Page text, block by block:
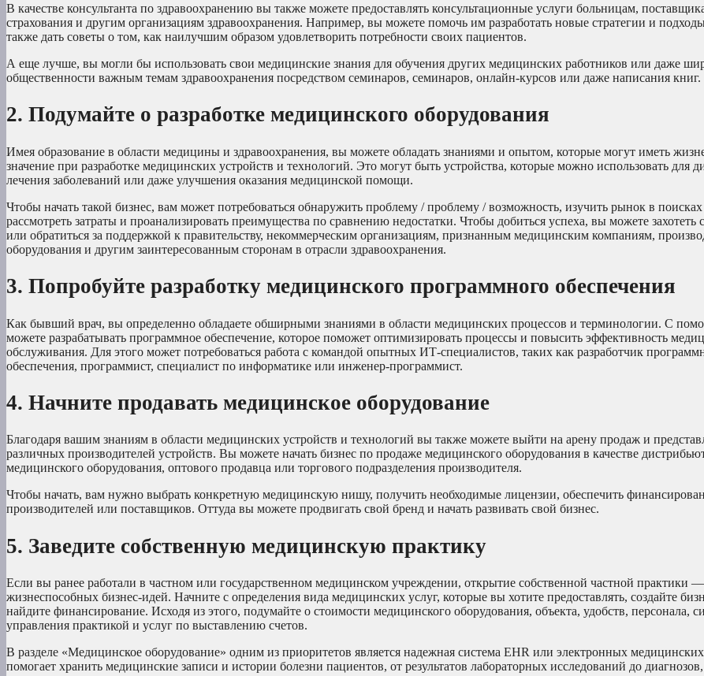
В качестве консультанта по здравоохранению вы также можете предоставлять консультационные услуги больницам,
страхования и другим организациям здравоохранения. Например, вы можете помочь им разработать новые стратегии и
также дать советы о том, как наилучшим образом удовлетворить потребности своих пациентов.
А еще лучше, вы могли бы использовать свои медицинские знания для обучения других медицинских работников или даже
общественности важным темам здравоохранения посредством семинаров, семинаров, онлайн-курсов или даже написания книг.
2. Подумайте о разработке медицинского оборудования
Имея образование в области медицины и здравоохранения, вы можете обладать знаниями и опытом, которые могут иметь
значение при разработке медицинских устройств и технологий. Это могут быть устройства, которые можно использовать для
лечения заболеваний или даже улучшения оказания медицинской помощи.
Чтобы начать такой бизнес, вам может потребоваться обнаружить проблему / проблему / возможность, изучить рынок в поисках
рассмотреть затраты и проанализировать преимущества по сравнению недостатки. Чтобы добиться успеха, вы можете захотеть
или обратиться за поддержкой к правительству, некоммерческим организациям, признанным медицинским компаниям,
оборудования и другим заинтересованным сторонам в отрасли здравоохранения.
3. Попробуйте разработку медицинского программного обеспечения
Как бывший врач, вы определенно обладаете обширными знаниями в области медицинских процессов и терминологии. С
можете разрабатывать программное обеспечение, которое поможет оптимизировать процессы и повысить эффективность
обслуживания. Для этого может потребоваться работа с командой опытных ИТ-специалистов, таких как разработчик
обеспечения, программист, специалист по информатике или инженер-программист.
4. Начните продавать медицинское оборудование
Благодаря вашим знаниям в области медицинских устройств и технологий вы также можете выйти на арену продаж и
различных производителей устройств. Вы можете начать бизнес по продаже медицинского оборудования в качестве
медицинского оборудования, оптового продавца или торгового подразделения производителя.
Чтобы начать, вам нужно выбрать конкретную медицинскую нишу, получить необходимые лицензии, обеспечить
производителей или поставщиков. Оттуда вы можете продвигать свой бренд и начать развивать свой бизнес.
5. Заведите собственную медицинскую практику
Если вы ранее работали в частном или государственном медицинском учреждении, открытие собственной частной практики
жизнеспособных бизнес-идей. Начните с определения вида медицинских услуг, которые вы хотите предоставлять, создайте
найдите финансирование. Исходя из этого, подумайте о стоимости медицинского оборудования, объекта, удобств, персонала,
управления практикой и услуг по выставлению счетов.
В разделе «Медицинское оборудование» одним из приоритетов является надежная система EHR или электронных
помогает хранить медицинские записи и истории болезни пациентов, от результатов лабораторных исследований до